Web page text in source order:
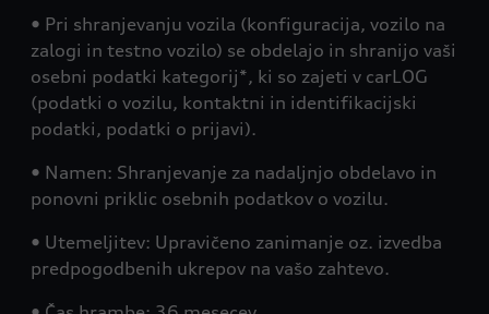
• Pri shranjevanju vozila (konfiguracija, vozilo na
zalogi in testno vozilo) se obdelajo in shranijo vaši
osebni podatki kategorij*, ki so zajeti v carLOG
(podatki o vozilu, kontaktni in identifikacijski
podatki, podatki o prijavi).
• Namen: Shranjevanje za nadaljnjo obdelavo in
ponovni priklic osebnih podatkov o vozilu.
• Utemeljitev: Upravičeno zanimanje oz. izvedba
predpogodbenih ukrepov na vašo zahtevo.